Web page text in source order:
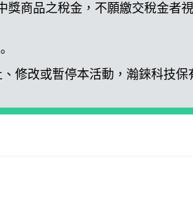
商品之稅金，不願繳交稅金者
修改或暫停本活動，瀚錸科技保